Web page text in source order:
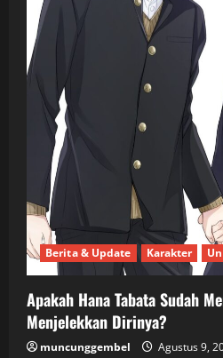
Berita & Update Karakter
Apakah Hana Tabata Sudah
Menjelekkan Dirinya?
muncunggembel Agustus 9,